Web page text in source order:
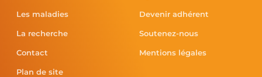
Les maladies
La recherche
Contact
Plan de site
Devenir adhérent
Soutenez-nous
Mentions légales